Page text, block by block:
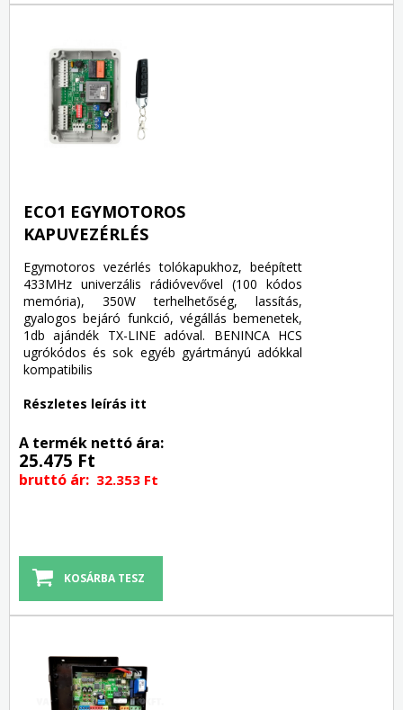
ECO1 EGYMOTOROS
KAPUVEZÉRLÉS
Egymotoros vezérlés tolókapukhoz, beépített
433MHz univerzális rádióvevővel (100 kódos
memória), 350W terhelhetőség, lassítás,
gyalogos bejáró funkció, végállás bemenetek,
1db ajándék TX-LINE adóval. BENINCA HCS
ugrókódos és sok egyéb gyártmányú adókkal
kompatibilis
Részletes leírás itt
A termék nettó ára:
25.475 Ft
bruttó ár: 32.353 Ft